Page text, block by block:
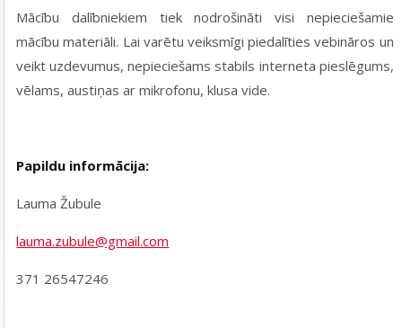
Mācību dalībniekiem tiek nodrošināti visi nepieciešamie
mācību materiāli. Lai varētu veiksmīgi piedalīties vebināros un
veikt uzdevumus, nepieciešams stabils interneta pieslēgums,
vēlams, austiņas ar mikrofonu, klusa vide.
Papildu informācija:
Lauma Žubule
lauma.zubule@gmail.com
371 26547246